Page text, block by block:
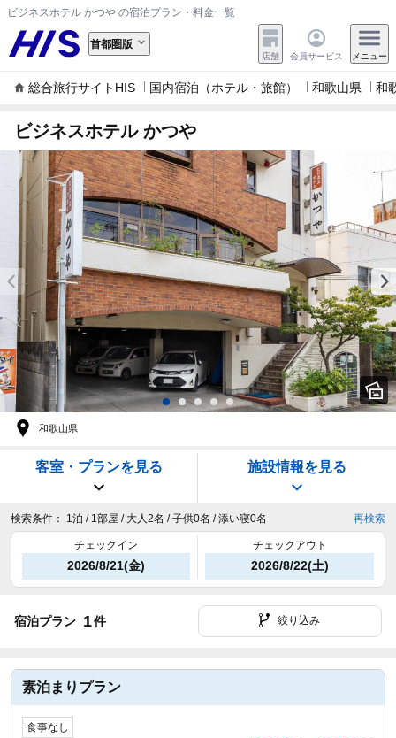
ビジネスホテル かつや の宿泊プラン・料金一覧
首都圏版
店舗 会員サービス メニュー
総合旅行サイトHIS 国内宿泊（ホテル・旅館） 和歌山県 和
ビジネスホテル かつや
和歌山県
客室・プランを見る 施設情報を見る
検索条件： 1泊 / 1部屋 / 大人2名 / 子供0名 / 添い寝0名 再検索
チェックイン
2026/8/21(金)
チェックアウト
2026/8/22(土)
宿泊プラン 1件 絞り込み
素泊まりプラン
食事なし